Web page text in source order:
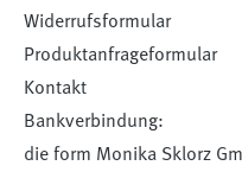
Widerrufsformular
Produktanfrageformular
Kontakt
Bankverbindung:
die form Monika Sklorz